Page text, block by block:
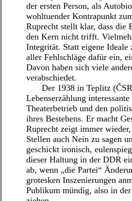
der ersten Person, als
wohltuender Kontrapunkt
Ruprecht stellt klar, dass die
den Kern nicht trifft.
Integrität. Statt eigene Ideale
aller Fehlschläge dafür ein,
Davon haben sich viele
verabschiedet.
Der 1938 in Teplitz
Lebenserzählung
Theaterbetrieb und den
ihres Bestehens. Er macht
Ruprecht zeigt immer
Stellen auch Nein zu sagen
geschickt ironisch,
dieser Haltung in der DDR
ab, wenn „die Partei“
grotesken Inszenierungen
Publikum mündig, also in